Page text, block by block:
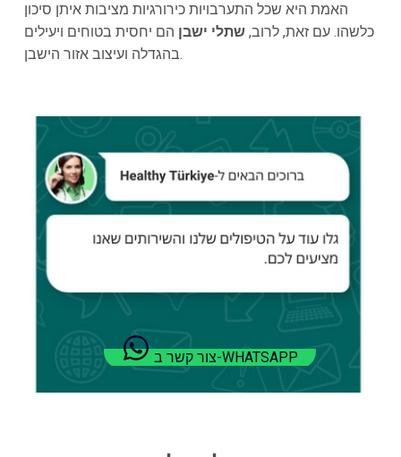
האמת היא שכל התערבויות כירורגיות מציבות איתן סיכון
כלשהו. עם זאת, לרוב,שתלי ישבן הם יחסית בטוחים ויעילים
בהגדלה ועיצוב אזור הישבן.
צור קשר ב-WHATSAPP